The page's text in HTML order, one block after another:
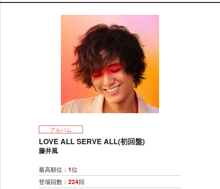
t
e
アルバム
LOVE ALL SERVE ALL(初回盤)
藤井風
最高順位： 1位
登場回数： 224回